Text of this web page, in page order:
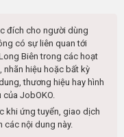
đích cho người dùng
có sự liên quan tới
Biêntrong các hoạt
nhãn hiệu hoặc bất kỳ
thương hiệu hay hình
JobOKO.
khi ứng tuyển, giao dịch
các nội dung này.